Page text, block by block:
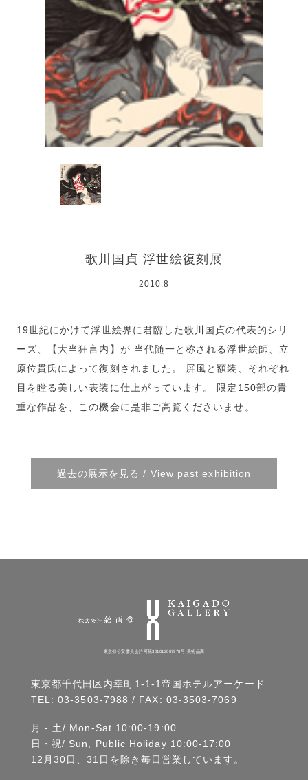
歌川国貞 浮世絵復刻展
2010.8
19世紀にかけて浮世絵界に君臨した歌川国貞の代表的シリ
ーズ、【大当狂言内】が 当代随一と称される浮世絵師、立
原位貫氏によって復刻されました。 屏風と額装、それぞれ
目を瞠る美しい表装に仕上がっています。 限定150部の貴
重な作品を、この機会に是非ご高覧くださいませ。
過去の展示を見る / View past exhibition
東京都公安委員会許可第301012007978号 美術品商
東京都千代田区内幸町1-1-1帝国ホテルアーケード
TEL:03-3503-7988 / FAX: 03-3503-7069
月 - 土/ Mon-Sat 10:00-19:00
日・祝/ Sun, Public Holiday 10:00-17:00
12月30日、31日を除き毎日営業しています。